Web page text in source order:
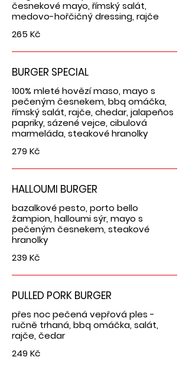
česnekové mayo, římský salát,
medovo-hořčičný dressing, rajče
265 Kč
BURGER SPECIAL
100% mleté hovězí maso, mayo s
pečeným česnekem, bbq omáčka,
římský salát, rajče, chedar, jalapeños
papriky, sázené vejce, cibulová
marmeláda, steakové hranolky
279 Kč
HALLOUMI BURGER
bazalkové pesto, porto bello
žampion, halloumi sýr, mayo s
pečeným česnekem, steakové
hranolky
239 Kč
PULLED PORK BURGER
přes noc pečená vepřová ples -
ručně trhaná, bbq omáčka, salát,
rajče, čedar
249 Kč